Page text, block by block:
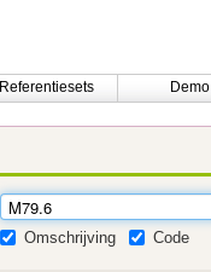
Referentiesets Demo
Omschrijving
Code